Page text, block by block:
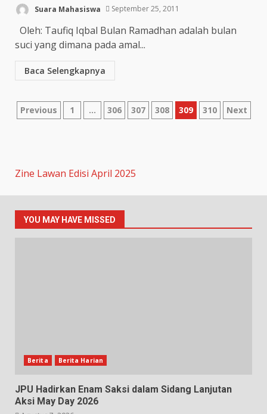
Suara Mahasiswa September 25, 2011
Oleh: Taufiq Iqbal Bulan Ramadhan adalah bulan
suci yang dimana pada amal...
Baca Selengkapnya
Previous 1 … 306 307 308 309 310 Next
Zine Lawan Edisi April 2025
YOU MAY HAVE MISSED
Berita Berita Harian
JPU Hadirkan Enam Saksi dalam Sidang Lanjutan
Aksi May Day 2026